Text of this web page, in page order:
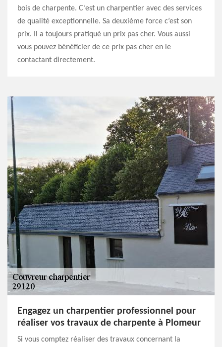
bois de charpente. C’est un charpentier avec des services
de qualité exceptionnelle. Sa deuxième force c’est son
prix. Il a toujours pratiqué un prix pas cher. Vous aussi
vous pouvez bénéficier de ce prix pas cher en le
contactant directement.
Engagez un charpentier professionnel pour
réaliser vos travaux de charpente à Plomeur
Si vous comptez réaliser des travaux concernant la